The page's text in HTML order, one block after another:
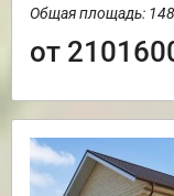
Общая площадь: 148
от